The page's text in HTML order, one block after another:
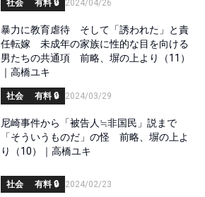
社会 有料 🔒 2024/04/26
暴力に教育虐待 そして「誘われた」と責
任転嫁 未成年の家族に性的な目を向ける
男たちの共通項 前略、塀の上より（11）
｜高橋ユキ
社会 有料 🔒 2024/03/29
尼崎事件から「被告人≒非国民」説まで
「そういうものだ」の怪 前略、塀の上よ
り（10）｜高橋ユキ
社会 有料 🔒 2024/02/23